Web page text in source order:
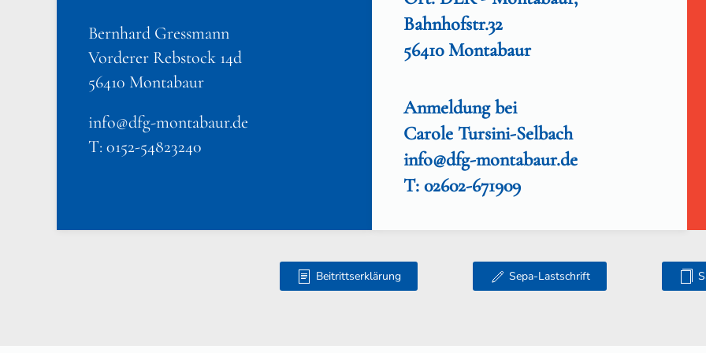
Bernhard Gressmann
Vorderer Rebstock 14d
56410 Montabaur
info@dfg-montabaur.de
T: 0152-54823240
Bahnhofstr.32
56410 Montabaur
Anmeldung bei
Carole Tursini-Selbach
info@dfg-montabaur.de
T: 02602-671909
Beitrittserklärung Sepa-Lastschrift